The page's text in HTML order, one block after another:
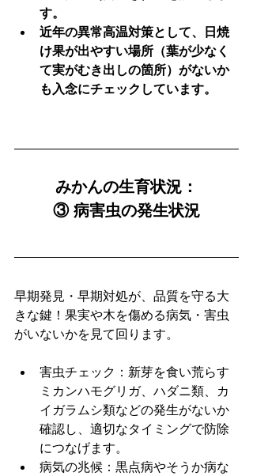
す。
近年の異常高温対策として、日焼
け果が出やすい場所（葉が少なく
て実がむき出しの箇所）がないか
も入念にチェックしています。
みかんの生育状況：
③ 病害虫の発生状況
早期発見・早期対処が、品質を守る大
きな鍵！果実や木を傷める病気・害虫
がいないかを見て回ります。
害虫チェック：新芽を食い荒らす
ミカンハモグリガ、ハダニ類、カ
イガラムシ類などの発生がないか
確認し、適切なタイミングで防除
につなげます。
病気の兆候：黒点病やそうか病な